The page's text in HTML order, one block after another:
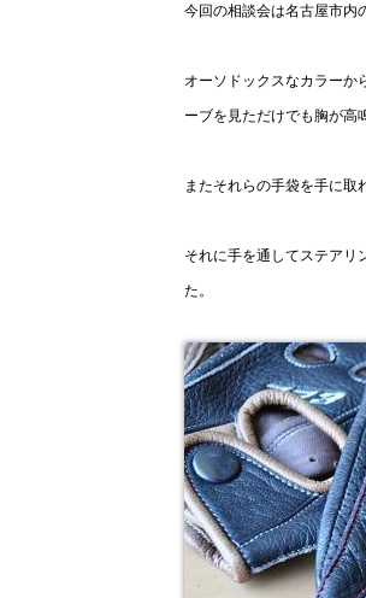
今回の相談会は名古屋市内
オーソドックスなカラーか
ーブを見ただけでも胸が高
またそれらの手袋を手に取
それに手を通してステアリ
た。